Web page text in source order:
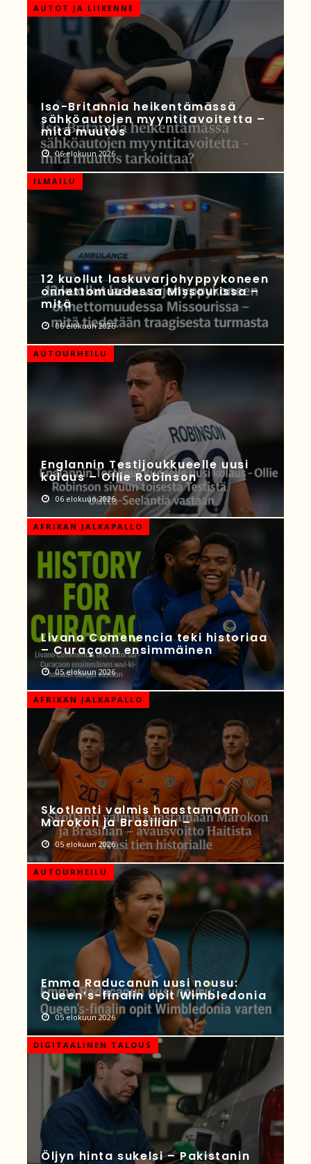
AUTOT JA LIIKENNE
Iso-Britannia heikentämässä
sähköautojen myyntitavoitetta –
mitä muutos
06 elokuun 2026
ILMAILU
12 kuollut laskuvarjohyppykoneen
onnettomuudessa Missourissa –
mitä
06 elokuun 2026
AUTOURHEILU
Englannin Testijoukkueelle uusi
kolaus – Ollie Robinson
06 elokuun 2026
AFRIKAN JALKAPALLO
Livano Comenencia teki historiaa
– Curaçaon ensimmäinen
05 elokuun 2026
AFRIKAN JALKAPALLO
Skotlanti valmis haastamaan
Marokon ja Brasilian –
05 elokuun 2026
AUTOURHEILU
Emma Raducanun uusi nousu:
Queen’s-finalin opit Wimbledonia
05 elokuun 2026
DIGITAALINEN TALOUS
Öljyn hinta sukelsi – Pakistanin